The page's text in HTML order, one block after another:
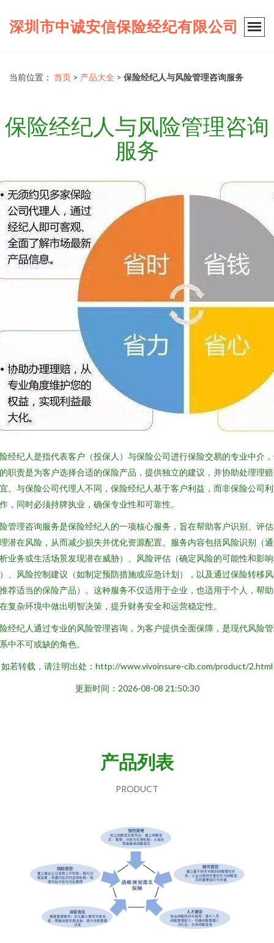
深圳市中诚安信保险经纪有限公司
当前位置： 首页 > 产品大全 > 保险经纪人与风险管理咨询服务
保险经纪人与风险管理咨询
服务
经纪人是指代表客户（投保人）与保险公司进行保险交易的专业中介
职责是为客户选择合适的保险产品，提供独立的建议，并协助处理理
。与保险公司代理人不同，保险经纪人基于客户利益，而非保险公司
，同时必须持牌执业，确保专业性和可靠性。
管理咨询服务是保险经纪人的一项核心服务，旨在帮助客户识别、评
潜在风险，从而减少损失并优化资源配置。服务内容包括风险识别（
业务或生活场景发现潜在威胁）、风险评估（确定风险的可能性和影
、风险控制建议（如制定预防措施或应急计划），以及通过保险转移
荐适当的保险产品）。这种服务不仅适用于企业，也适用于个人，帮
复杂环境中做出明智决策，提升财务安全和运营稳定性。
经纪人通过专业的风险管理咨询，为客户提供全面保障，是现代风险
中不可或缺的角色。
如若转载，请注明出处：http://www.vivoinsure-cib.com/product/2.html
更新时间：2026-08-08 21:50:30
产品列表
PRODUCT